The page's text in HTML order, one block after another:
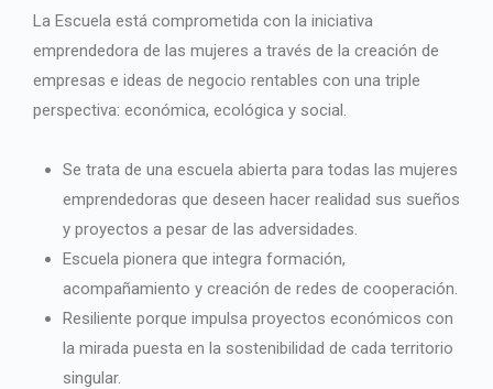
La Escuela está comprometida con la iniciativa
emprendedora de las mujeres a través de la creación de
empresas e ideas de negocio rentables con una triple
perspectiva: económica, ecológica y social.
Se trata de una escuela abierta para todas las mujeres
emprendedoras que deseen hacer realidad sus sueños
y proyectos a pesar de las adversidades.
Escuela pionera que integra formación,
acompañamiento y creación de redes de cooperación.
Resiliente porque impulsa proyectos económicos con
la mirada puesta en la sostenibilidad de cada territorio
singular.